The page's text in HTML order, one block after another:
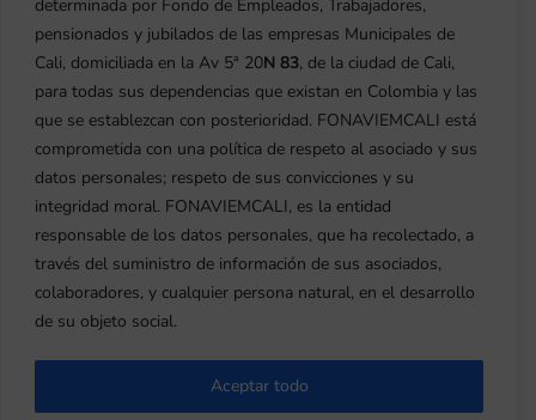
determinada por Fondo de Empleados, Trabajadores,
pensionados y jubilados de las empresas Municipales de
Cali, domiciliada en la Av 5ª 20N 83, de la ciudad de Cali,
para todas sus dependencias que existan en Colombia y las
que se establezcan con posterioridad. FONAVIEMCALI está
comprometida con una política de respeto al asociado y sus
datos personales; respeto de sus convicciones y su
integridad moral. FONAVIEMCALI, es la entidad
responsable de los datos personales, que ha recolectado, a
través del suministro de información de sus asociados,
colaboradores, y cualquier persona natural, en el desarrollo
de su objeto social.
Aceptar todo
Dirección: Avenida 5A Nro 20 Norte – 83
Centro Multipropósito: Calima – Darien
PBX:(602) 660 7755